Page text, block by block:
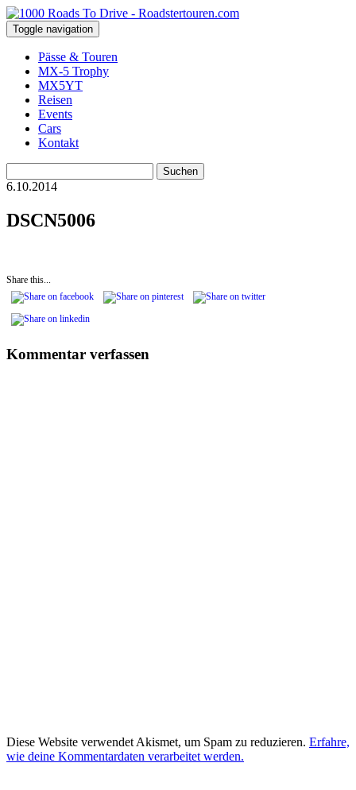
Toggle navigation
Pässe & Touren
MX-5 Trophy
MX5YT
Reisen
Events
Cars
Kontakt
nach:
6.10.2014
DSCN5006
Share this...
Kommentar verfassen
Diese Website verwendet Akismet, um Spam zu reduzieren. Erfahre,
wie deine Kommentardaten verarbeitet werden.